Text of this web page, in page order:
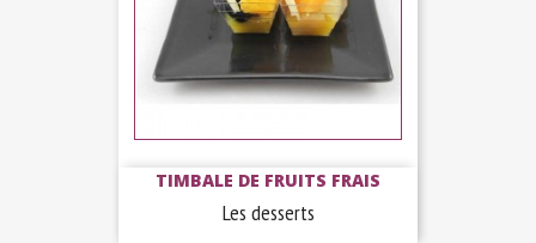
TIMBALE DE FRUITS FRAIS
Les desserts